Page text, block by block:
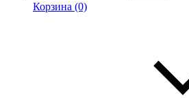
Корзина (0)